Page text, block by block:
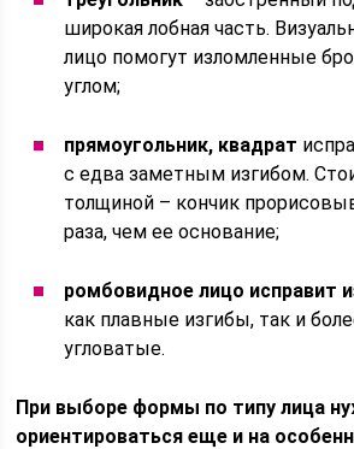
широкая лобная часть.
лицо помогут изломленные
углом;
прямоугольник, квадрат
с едва заметным изгибом.
толщиной – кончик
раза, чем ее основание;
ромбовидное лицо исправит
как плавные изгибы, так и
угловатые.
При выборе формы по типу лица
ориентироваться еще и на